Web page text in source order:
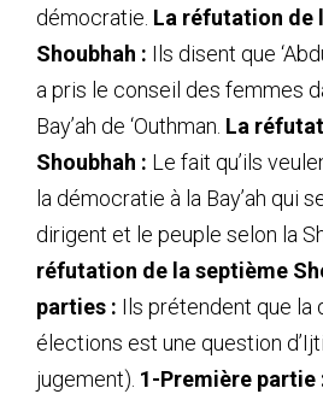
démocratie. La réfutation de
Shoubhah : Ils disent que
a pris le conseil des femmes
Bay’ah de ‘Outhman. La
Shoubhah : Le fait qu’ils
la démocratie à la Bay’ah qui
dirigent et le peuple selon la
réfutation de la septième
parties : Ils prétendent que la
élections est une question
jugement). 1-Première partie